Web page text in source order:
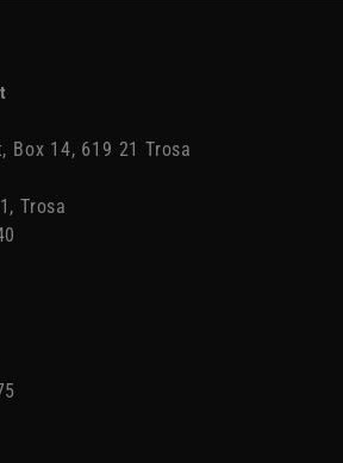
Box 14, 619 21 Trosa
Trosa